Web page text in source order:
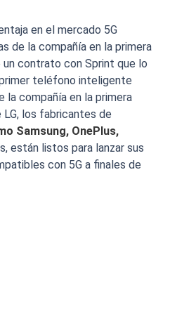
en el mercado 5G
de la compañía en la primera
contrato con Sprint que lo
teléfono inteligente
la compañía en la primera
los fabricantes de
Samsung, OnePlus,
están listos para lanzar sus
con 5G a finales de